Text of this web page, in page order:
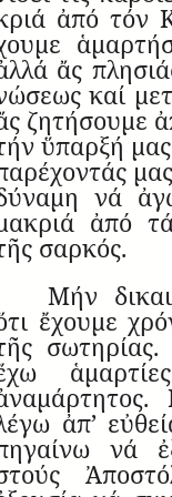
ἀπό τόν
ἄς
καί
ζη­τή­σουμε
ὕ­παρξή
νά
ἀπό
σαρ­κός.
Μήν
ἔ­χουμε
ἀπ’
νά